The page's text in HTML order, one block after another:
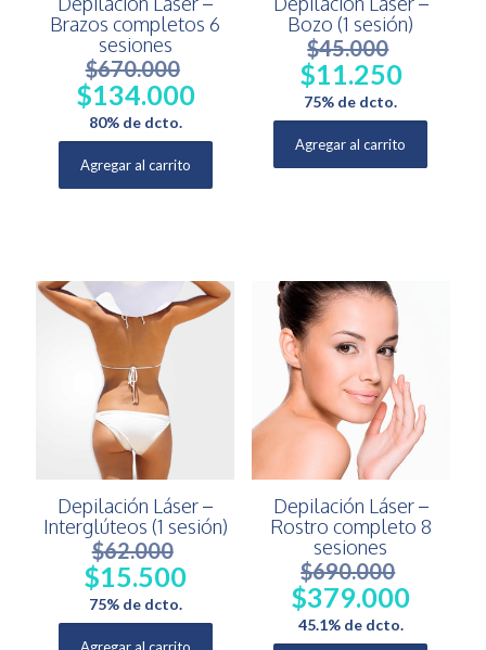
Brazos completos 6
sesiones
$670.000
El
precio
original
era:
$670.000.
$134.000
El
precio
actual
es:
$134.000.
80% de dcto.
Agregar al carrito
Bozo (1 sesión)
$45.000
El
precio
original
era:
$45.000.
$11.250
El
precio
actual
es:
$11.250.
75% de dcto.
Agregar al carrito
Depilación Láser –
Interglúteos (1 sesión)
$62.000
El
precio
original
$15.500
El
precio
actual
75% de dcto.
Depilación Láser –
Rostro completo 8
sesiones
$690.000
El
precio
$379.000
El
precio
45.1% de dcto.